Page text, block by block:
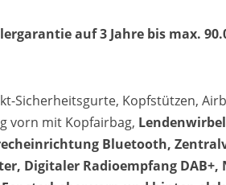
auf 3 Jahre bis max.
Sicherheitsgurte, Kopfstützen,
vorn mit Kopfairbag,
Bluetooth,
Digitaler Radioempfang